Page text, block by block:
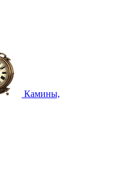
Камины,